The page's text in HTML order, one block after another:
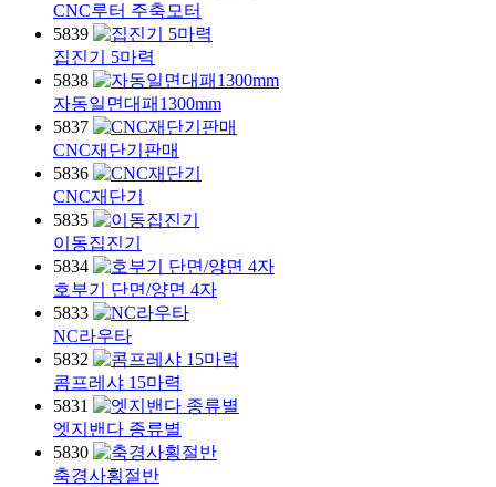
CNC루터 주축모터
5839
집진기 5마력
5838
자동일면대패1300mm
5837
CNC재단기판매
5836
CNC재단기
5835
이동집진기
5834
호부기 단면/양면 4자
5833
NC라우타
5832
콤프레샤 15마력
5831
엣지밴다 종류별
5830
축경사횡절반